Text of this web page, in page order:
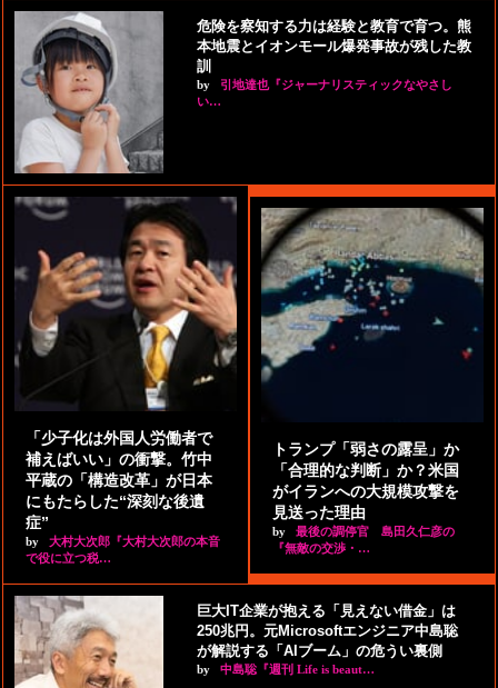
危険を察知する力は経験と教育で育つ。熊
本地震とイオンモール爆発事故が残した教
訓
by
引地達也『ジャーナリスティックなやさし
い…
「少子化は外国人労働者で
補えばいい」の衝撃。竹中
平蔵の「構造改革」が日本
にもたらした“深刻な後遺
症”
by
大村大次郎『大村大次郎の本音
で役に立つ税…
トランプ「弱さの露呈」か
「合理的な判断」か？米国
がイランへの大規模攻撃を
見送った理由
by
最後の調停官 島田久仁彦の
『無敵の交渉・…
巨大IT企業が抱える「見えない借金」は
250兆円。元Microsoftエンジニア中島聡
が解説する「AIブーム」の危うい裏側
by 中島聡『週刊 Life is beaut…